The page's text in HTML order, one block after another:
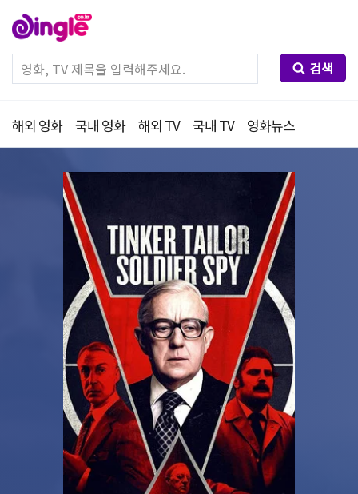
검색
해외 영화 국내 영화 해외 TV 국내 TV 영화뉴스